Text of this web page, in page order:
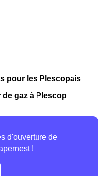
pour les Plescopais
gaz à Plescop